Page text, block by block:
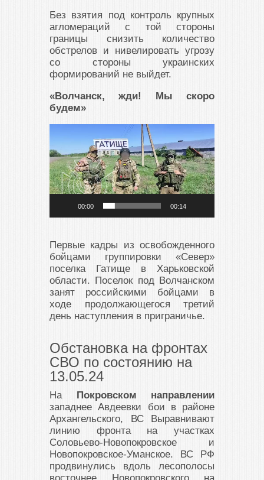
Без взятия под контроль крупных
агломераций с той стороны
границы снизить количество
обстрелов и нивелировать угрозу
со стороны украинских
формирований не выйдет.
«Волчанск, жди! Мы скоро
будем»
00:00 00:14
Первые кадры из освобожденного
бойцами группировки «Север»
поселка Гатище в Харьковской
области. Поселок под Волчанском
занят российскими бойцами в
ходе продолжающегося третий
день наступления в приграничье.
Обстановка на фронтах
СВО по состоянию на
13.05.24
На Покровском направлении
западнее Авдеевки бои в районе
Архангельского, ВС Выравнивают
линию фронта на участках
Соловьево-Новопокровское и
Новопокровское-Уманское. ВС РФ
продвинулись вдоль лесополосы